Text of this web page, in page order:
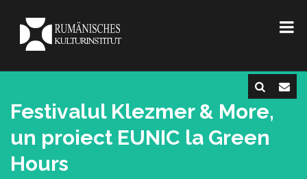
Festivalul Klezmer & More,
un proiect EUNIC la Green
Hours